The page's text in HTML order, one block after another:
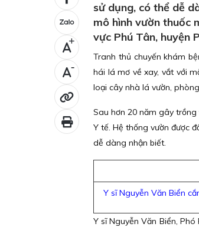
+
-
sử dụng, có thể dễ
mô hình vườn thuốc
vực Phú Tân, huyện
Tranh thủ chuyến khám
hái lá mơ về xay, vắt với
loại cây nhà lá vườn,
Sau hơn 20 năm gây
Y tế. Hệ thống vườn được
dễ dàng nhận biết.
Y sĩ Nguyễn Văn Biển
Y sĩ Nguyễn Văn Biển,